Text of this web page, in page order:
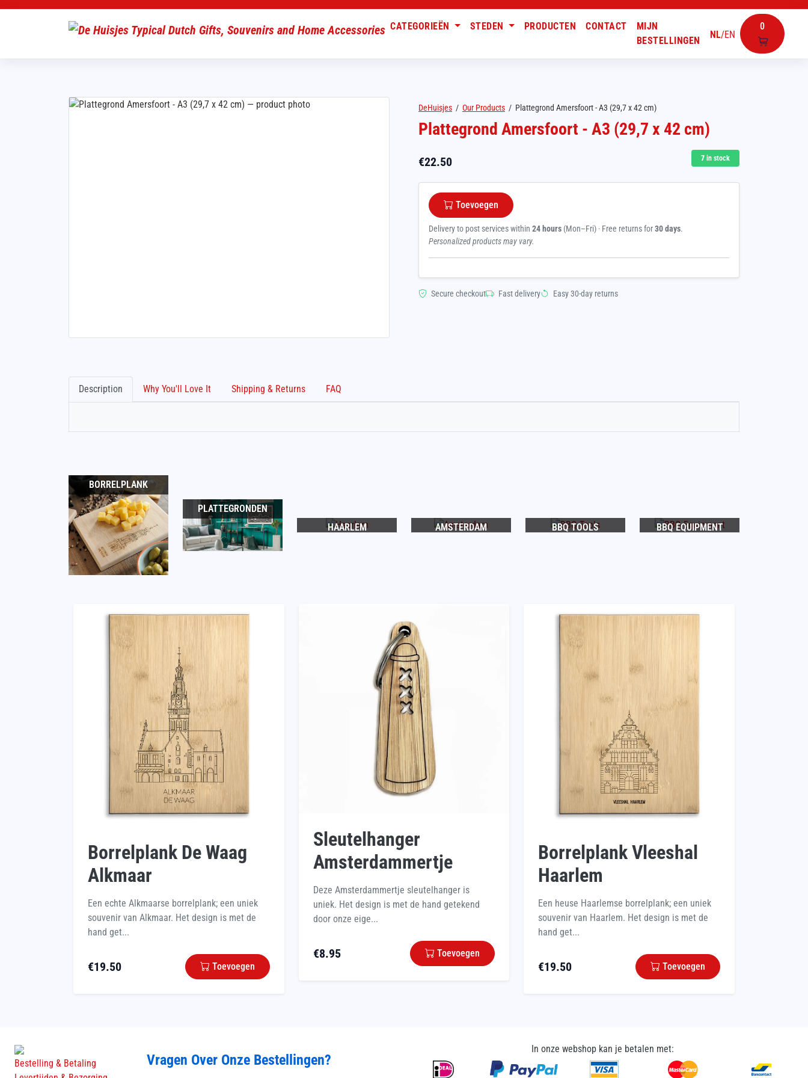
NL/EN
0
CATEGORIEËN STEDEN PRODUCTEN CONTACT
MIJN
BESTELLINGEN
DeHuisjes / Our Products / Plattegrond Amersfoort - A3 (29,7 x 42 cm)
Plattegrond Amersfoort - A3 (29,7 x 42 cm)
€22.50 7 in stock
Toevoegen
Delivery to post services within 24 hours (Mon–Fri) · Free returns for30 days.
Personalized products may vary.
Secure checkout Fast delivery Easy 30-day returns
Description Why You'll Love It Shipping & Returns FAQ
BORRELPLANK
PLATTEGRONDEN
HAARLEM
AMSTERDAM BBQ TOOLS BBQ EQUIPMENT
Borrelplank De Waag
Alkmaar
Een echte Alkmaarse borrelplank; een uniek
souvenir van Alkmaar. Het design is met de
hand get...
€19.50 Toevoegen
Sleutelhanger
Amsterdammertje
Deze Amsterdammertje sleutelhanger is
uniek. Het design is met de hand getekend
door onze eige...
€8.95 Toevoegen
Borrelplank Vleeshal
Haarlem
Een heuse Haarlemse borrelplank; een uniek
souvenir van Haarlem. Het design is met de
hand get...
€19.50 Toevoegen
Bestelling & Betaling
Vragen Over Onze Bestellingen?
In onze webshop kan je betalen met: